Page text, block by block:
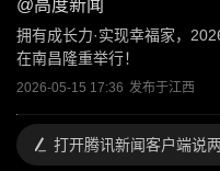
@高度新闻
拥有成长力·实现幸福家，
在南昌隆重举行！
2026-05-15 17:36 发布于江西
打开腾讯新闻客户端说